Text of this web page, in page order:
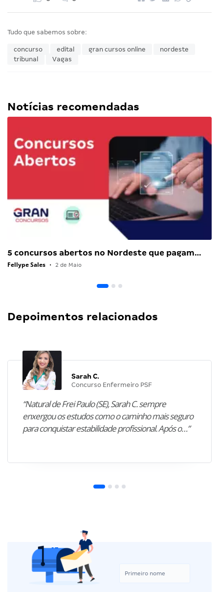
Tudo que sabemos sobre:
concurso edital gran cursos online
nordeste
tribunal
Vagas
Notícias recomendadas
5 concursos abertos no Nordeste que pagam…
Fellype Sales • 2 de Maio
Depoimentos relacionados
Sarah C.
Concurso Enfermeiro PSF
“Natural de Frei Paulo (SE), Sarah C. sempre
enxergou os estudos como o caminho mais seguro
para conquistar estabilidade profissional. Após o…”